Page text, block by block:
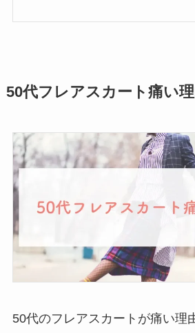
50代フレアスカート痛い
50代のフレアスカートが痛い理